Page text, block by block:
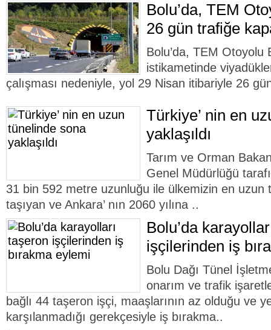
Bolu’da, TEM
26 gün trafiğe
Bolu’da, TEM Otoyolu
istikametinde
çalışması nedeniyle, yol 29 Nisan itibariyle 26
Türkiye’ nin en
yaklaşıldı
Tarım ve Orman
Genel Müdürlüğü
31 bin 592 metre uzunluğu ile ülkemizin en uzun
taşıyan ve Ankara’ nın 2060 yılına ..
Bolu’da
işçilerinden iş
Bolu Dağı Tünel
onarım ve trafik
bağlı 44 taşeron işçi, maaşlarının az olduğu ve
karşılanmadığı gerekçesiyle iş bırakma..